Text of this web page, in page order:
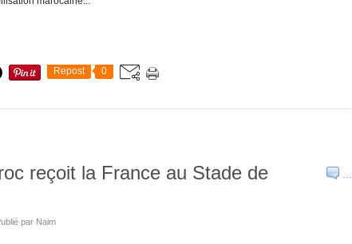
Repost 0
…
reçoit la France au Stade de
par Naim